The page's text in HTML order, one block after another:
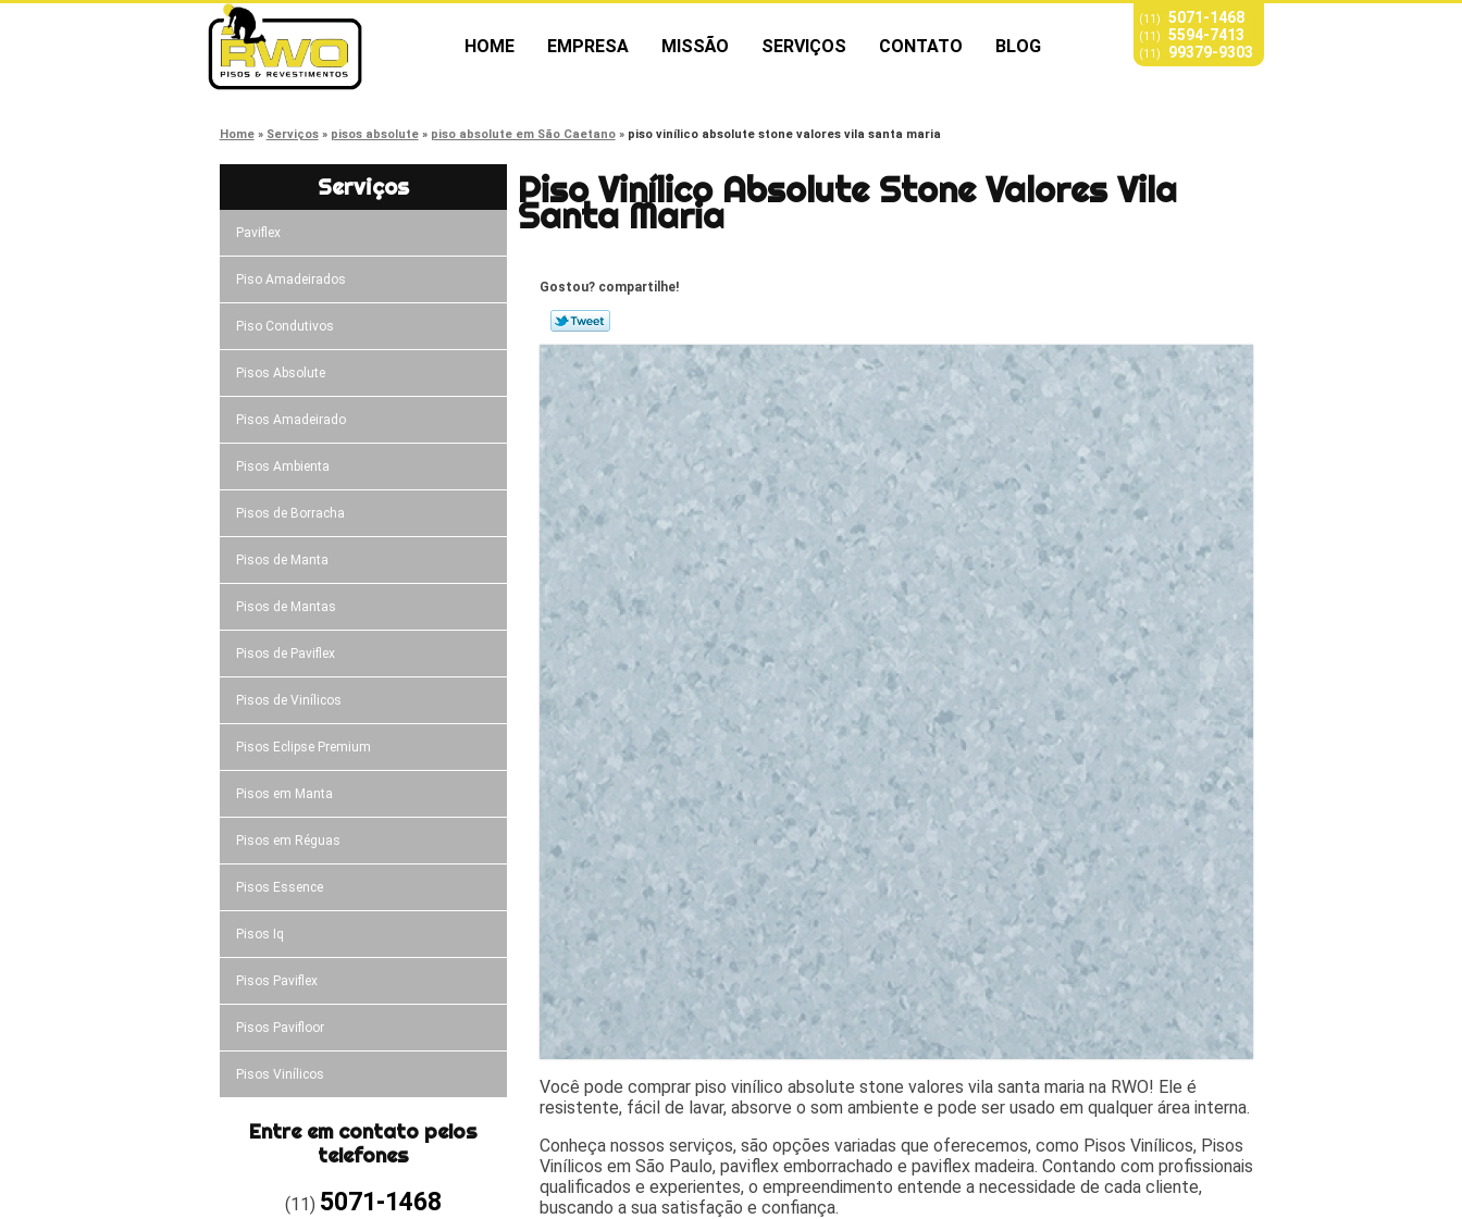
HOME EMPRESA MISSÃO SERVIÇOS CONTATO BLOG
(11) 5071-1468
(11) 5594-7413
(11) 99379-9303
Home Serviços pisos absolute piso absolute em São Caetano piso vinílico absolute stone valores vila santa maria
Serviços
Paviflex
Piso Amadeirados
Piso Condutivos
Pisos Absolute
Pisos Amadeirado
Pisos Ambienta
Pisos de Borracha
Pisos de Manta
Pisos de Mantas
Pisos de Paviflex
Pisos de Vinílicos
Pisos Eclipse Premium
Pisos em Manta
Pisos em Réguas
Pisos Essence
Pisos Iq
Pisos Paviflex
Pisos Pavifloor
Pisos Vinílicos
Entre em contato pelos
telefones
(11) 5071-1468
Piso Vinílico Absolute Stone Valores Vila
Santa Maria
Gostou? compartilhe!
Você pode comprar piso vinílico absolute stone valores vila santa maria na RWO! Ele é
resistente, fácil de lavar, absorve o som ambiente e pode ser usado em qualquer área interna.
Conheça nossos serviços, são opções variadas que oferecemos, como Pisos Vinílicos, Pisos
Vinílicos em São Paulo, paviflex emborrachado e paviflex madeira. Contando com profissionais
qualificados e experientes, o empreendimento entende a necessidade de cada cliente,
buscando a sua satisfação e confiança.